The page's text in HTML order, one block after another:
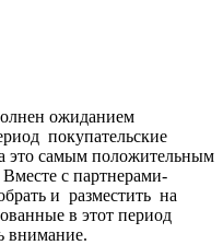
ожиданием
покупательские
это самым положительным
с партнерами-
и разместить на
в этот период
внимание.